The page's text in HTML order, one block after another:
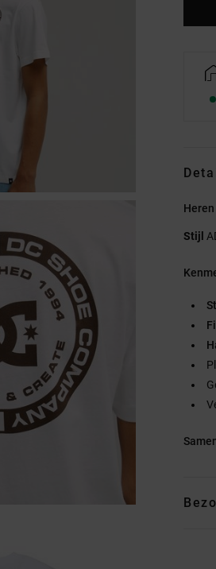
Stijl